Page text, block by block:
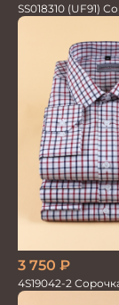
SS018310 (UF91)
GROSTYLE TRENDY
3 750 ₽
4S19042-2